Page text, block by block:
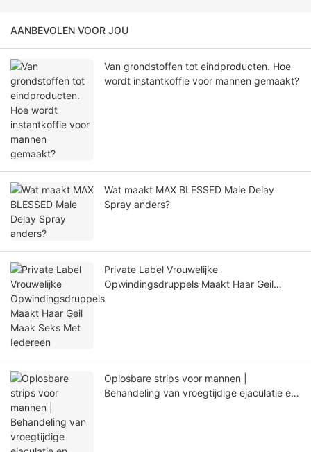
AANBEVOLEN VOOR JOU
Van grondstoffen tot eindproducten. Hoe
wordt instantkoffie voor mannen gemaakt?
Wat maakt MAX BLESSED Male Delay
Spray anders?
Private Label Vrouwelijke
Opwindingsdruppels Maakt Haar Geil
Maak Seks Met Iedereen
Oplosbare strips voor mannen |
Behandeling van vroegtijdige ejaculatie en